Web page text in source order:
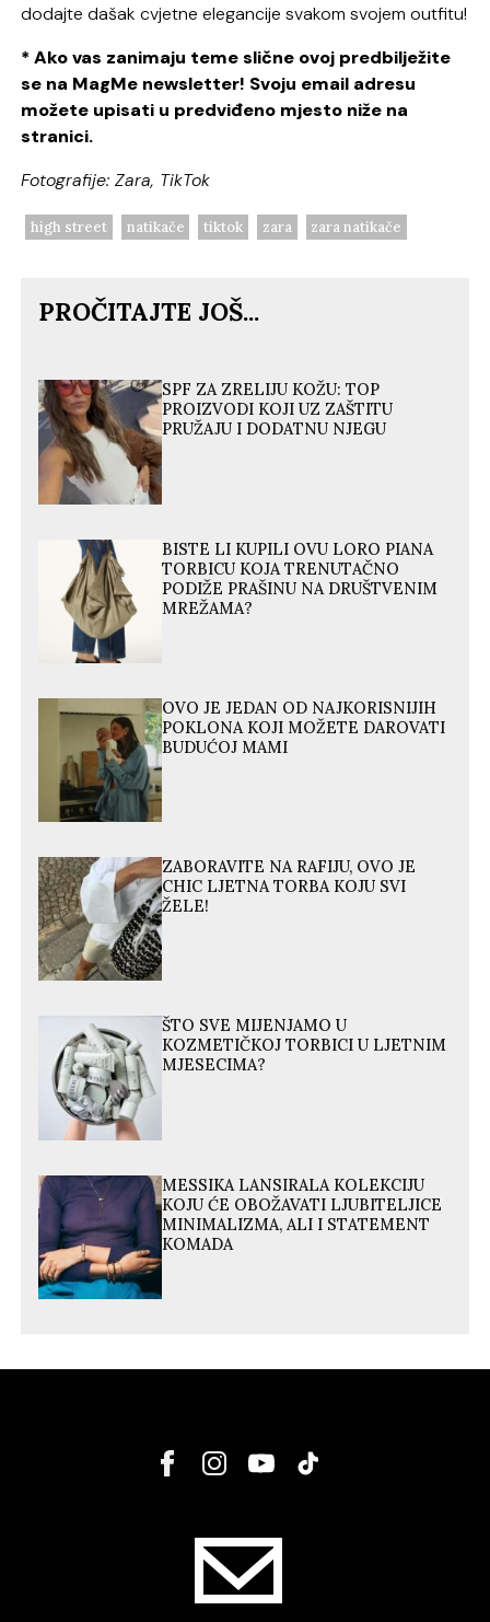
dodajte dašak cvjetne elegancije svakom svojem outfitu!
* Ako vas zanimaju teme slične ovoj predbilježite
se na MagMe newsletter! Svoju email adresu
možete upisati u predviđeno mjesto niže na
stranici.
Fotografije: Zara, TikTok
high street natikače tiktok zara zara natikače
PROČITAJTE JOŠ...
SPF ZA ZRELIJU KOŽU: TOP
PROIZVODI KOJI UZ ZAŠTITU
PRUŽAJU I DODATNU NJEGU
BISTE LI KUPILI OVU LORO PIANA
TORBICU KOJA TRENUTAČNO
PODIŽE PRAŠINU NA DRUŠTVENIM
MREŽAMA?
OVO JE JEDAN OD NAJKORISNIJIH
POKLONA KOJI MOŽETE DAROVATI
BUDUĆOJ MAMI
ZABORAVITE NA RAFIJU, OVO JE
CHIC LJETNA TORBA KOJU SVI
ŽELE!
ŠTO SVE MIJENJAMO U
KOZMETIČKOJ TORBICI U LJETNIM
MJESECIMA?
MESSIKA LANSIRALA KOLEKCIJU
KOJU ĆE OBOŽAVATI LJUBITELJICE
MINIMALIZMA, ALI I STATEMENT
KOMADA